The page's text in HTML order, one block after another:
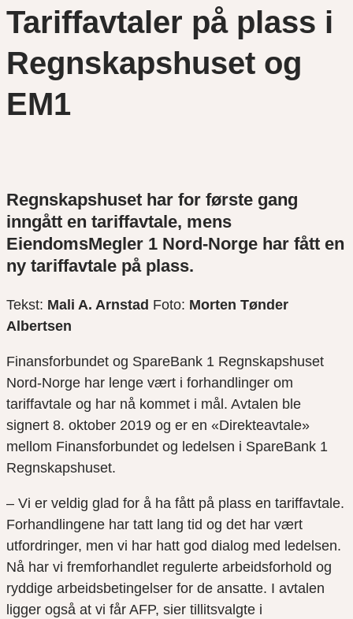
Tariffavtaler på plass i
Regnskapshuset og
EM1
Regnskapshuset har for første gang
inngått en tariffavtale, mens
EiendomsMegler 1 Nord-Norge har fått en
ny tariffavtale på plass.
Tekst: Mali A. Arnstad Foto: Morten Tønder
Albertsen
Finansforbundet og SpareBank 1 Regnskapshuset
Nord-Norge har lenge vært i forhandlinger om
tariffavtale og har nå kommet i mål. Avtalen ble
signert 8. oktober 2019 og er en «Direkteavtale»
mellom Finansforbundet og ledelsen i SpareBank 1
Regnskapshuset.
– Vi er veldig glad for å ha fått på plass en tariffavtale.
Forhandlingene har tatt lang tid og det har vært
utfordringer, men vi har hatt god dialog med ledelsen.
Nå har vi fremforhandlet regulerte arbeidsforhold og
ryddige arbeidsbetingelser for de ansatte. I avtalen
ligger også at vi får AFP, sier tillitsvalgte i